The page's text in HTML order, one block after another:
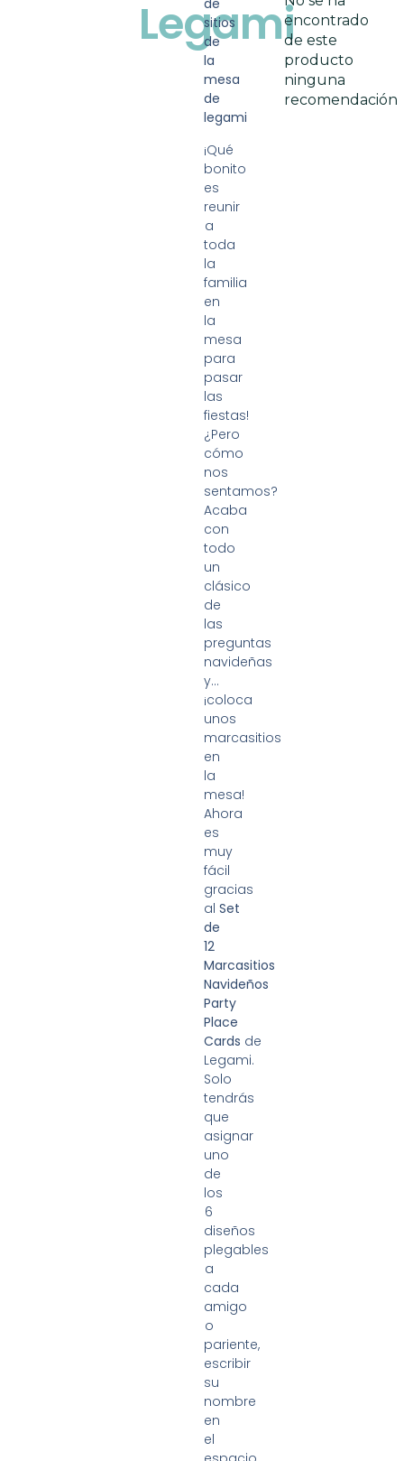
Legami
de
sitios
de
la
mesa
de
legami
¡Qué
bonito
es
reunir
a
toda
la
familia
en
la
mesa
para
pasar
las
fiestas!
¿Pero
cómo
nos
sentamos?
Acaba
con
todo
un
clásico
de
las
preguntas
navideñas
y…
¡coloca
unos
marcasitios
en
la
mesa!
Ahora
es
muy
fácil
gracias
alSet
de
12
Marcasitios
Navideños
Party
Place
Cards de
Legami.
Solo
tendrás
que
asignar
uno
de
los
6
diseños
plegables
a
cada
amigo
o
pariente,
escribir
su
nombre
en
el
encontrado
de este
producto
ninguna
recomendación